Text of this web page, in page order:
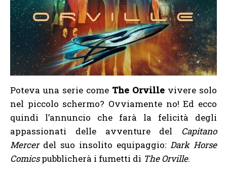
Poteva una serie come The Orville vivere solo
nel piccolo schermo? Ovviamente no! Ed ecco
quindi l’annuncio che farà la felicità degli
appassionati delle avventure del Capitano
Mercerdel suo insolito equipaggio: Dark Horse
Comicspubblicherà i fumetti di The Orville.